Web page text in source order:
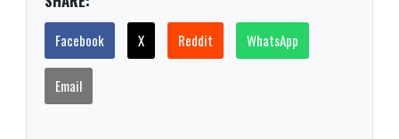
Facebook X Reddit WhatsApp
Email